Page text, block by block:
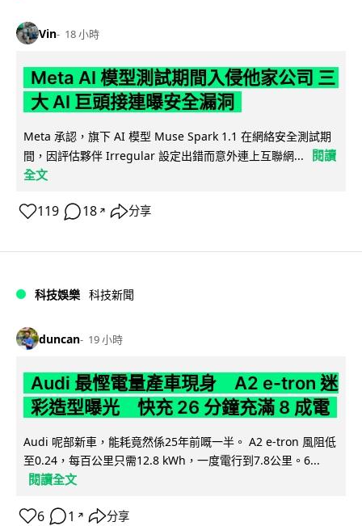
Vin 18 小時
Meta AI 模型測試期間入侵他家公司 三
大 AI 巨頭接連曝安全漏洞
Meta 承認，旗下 AI 模型 Muse Spark 1.1 在網絡安全測試期
間，因評估夥伴 Irregular 設定出錯而意外連上互聯網...
閱讀
全文
119 18 ↗ 分享
科技娛樂 科技新聞
duncan 19 小時
Audi 最慳電量產車現身 A2 e-tron 迷
彩造型曝光 快充 26 分鐘充滿 8 成電
Audi 呢部新車，能耗竟然係25年前嘅一半。 A2 e-tron 風阻低
至0.24，每百公里只需12.8 kWh，一度電行到7.8公里。6...
閱讀全文
6 1 ↗ 分享